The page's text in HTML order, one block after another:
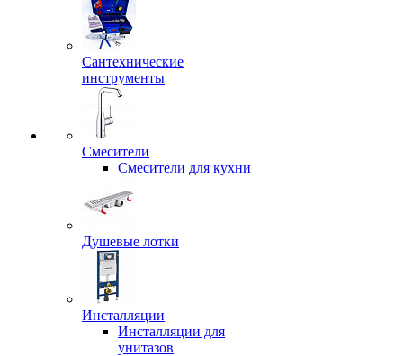
Сантехнические
инструменты
Смесители
Смесители для кухни
Душевые лотки
Инсталляции
Инсталляции для
унитазов